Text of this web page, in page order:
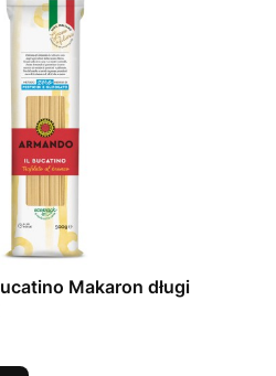
Makaron długi